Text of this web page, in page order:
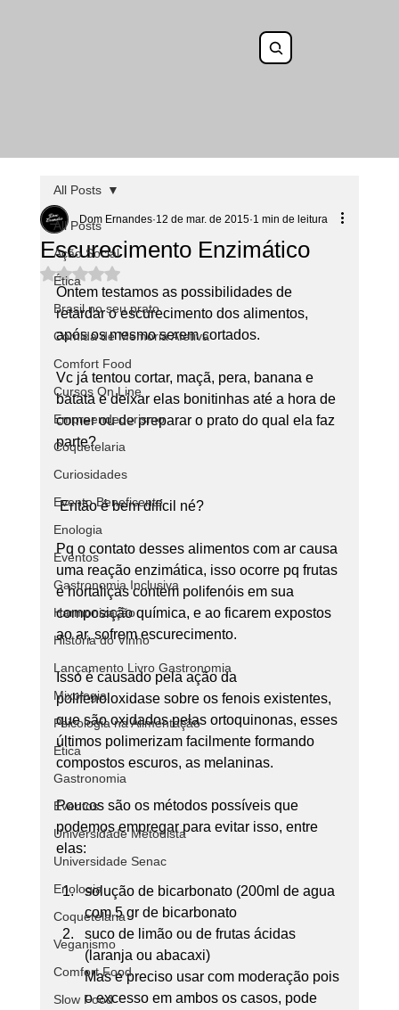
All Posts
Ação Social
Ética
Brasil no seu prato
Comida de Memoria Afetiva
Comfort Food
Cursos On Line
Empreendedorismo
Coquetelaria
Curiosidades
Evento Beneficente
Enologia
Eventos
Gastronomia Inclusiva
Harmonização
História do Vinho
Lançamento Livro Gastronomia
Mixologia
Psicologia na Alimentação
Ética
Gastronomia
Eventos
Universidade Metodista
Universidade Senac
Enologia
Coquetelaria
Veganismo
Comfort Food
Slow Food
All Posts
Escurecimento Enzimático
Dom Ernandes 12 de mar. de 2015 1 min de leitura
Avaliado com NaN de 5 estrelas.
Ontem testamos as possibilidades de
retardar o escurecimento dos alimentos,
após os mesmo serem cortados.
Vc já tentou cortar, maçã, pera, banana e
batata e deixar elas bonitinhas até a hora de
comer ou de preparar o prato do qual ela faz
parte?
Então é bem difícil né?
Pq o contato desses alimentos com ar causa
uma reação enzimática, isso ocorre pq frutas
e hortaliças contem polifenóis em sua
composição química, e ao ficarem expostos
ao ar, sofrem escurecimento.
Isso é causado pela ação da
polifenoloxidase sobre os fenois existentes,
que são oxidados pelas ortoquinonas, esses
últimos polimerizam facilmente formando
compostos escuros, as melaninas.
Poucos são os métodos possíveis que
podemos empregar para evitar isso, entre
elas:
solução de bicarbonato (200ml de agua
com 5 gr de bicarbonato
suco de limão ou de frutas ácidas
(laranja ou abacaxi)
Mas é preciso usar com moderação pois
o excesso em ambos os casos, pode